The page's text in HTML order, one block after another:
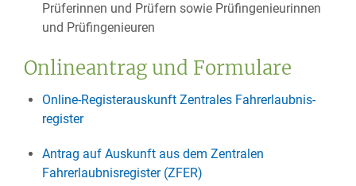
Prüferinnen und Prüfern sowie Prüfingenieurinnen
und Prüfingenieuren
Onlineantrag und Formulare
Online-Registerauskunft Zentrales Fahr­erlaubnis­
register
Antrag auf Auskunft aus dem Zentralen
Fahrerlaubnisregister (ZFER)